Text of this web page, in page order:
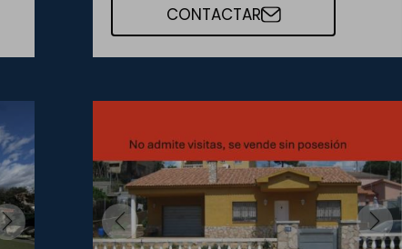
CONTACTAR